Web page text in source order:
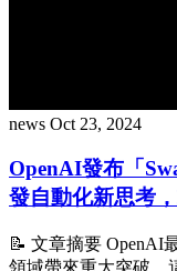
news Oct 23, 2024
OpenAI發布「
發自動化新思考
📝 文章摘要 OpenAI
領域帶來重大突破。